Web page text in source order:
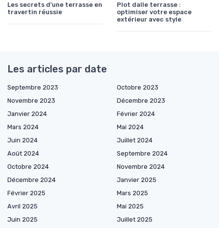
Les secrets d'une terrasse en
travertin réussie
Plot dalle terrasse :
optimiser votre espace
extérieur avec style
Les articles par date
Septembre 2023
Octobre 2023
Novembre 2023
Décembre 2023
Janvier 2024
Février 2024
Mars 2024
Mai 2024
Juin 2024
Juillet 2024
Août 2024
Septembre 2024
Octobre 2024
Novembre 2024
Décembre 2024
Janvier 2025
Février 2025
Mars 2025
Avril 2025
Mai 2025
Juin 2025
Juillet 2025